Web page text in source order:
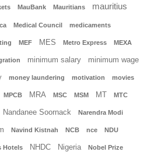
MauBank Mauritians mauritius
Medical Council medicaments
MEF MES Metro Express MEXA
minimum salary minimum wage
money laundering motivation movies
MPCB MRA MSC MSM MT MTC
Nandanee Soornack Narendra Modi
Navind Kistnah NCB nce NDU
Hotels NHDC Nigeria Nobel Prize